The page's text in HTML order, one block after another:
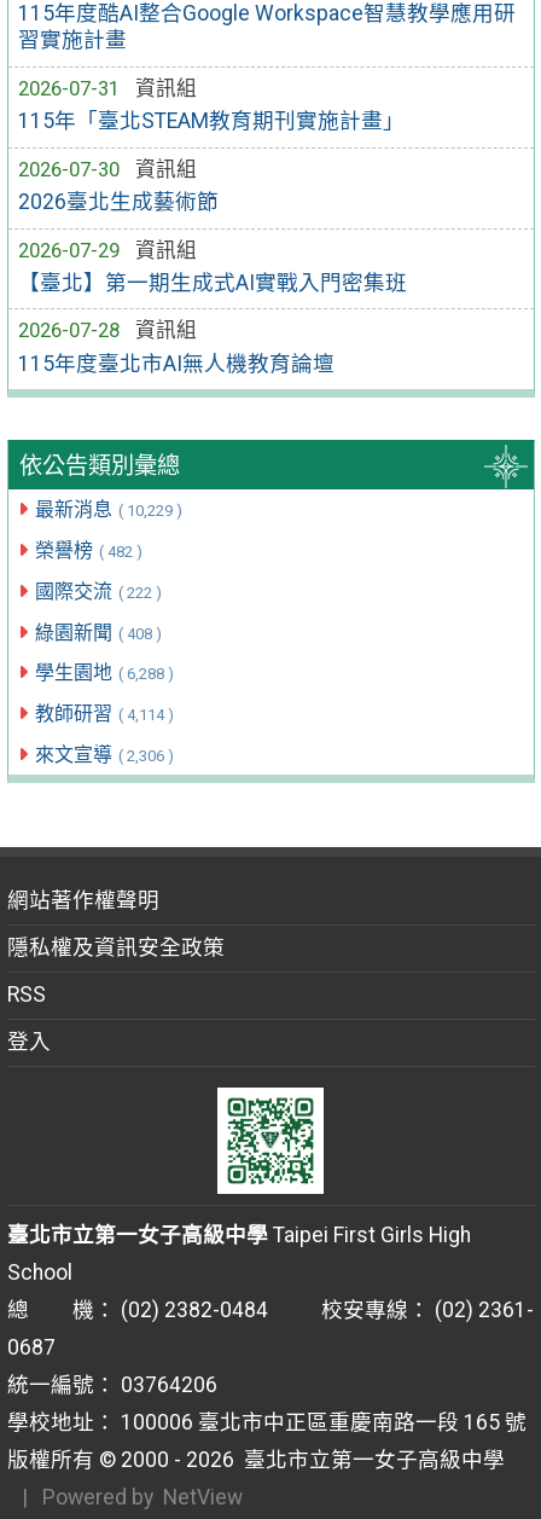
115年度酷AI整合Google Workspace智慧教學應用研
習實施計畫
2026-07-31
資訊組
115年「臺北STEAM教育期刊實施計畫」
2026-07-30
資訊組
2026臺北生成藝術節
2026-07-29
資訊組
【臺北】第一期生成式AI實戰入門密集班
2026-07-28
資訊組
115年度臺北市AI無人機教育論壇
依公告類別彙總
最新消息 ( 10,229 )
榮譽榜 ( 482 )
國際交流 ( 222 )
綠園新聞 ( 408 )
學生園地 ( 6,288 )
教師研習 ( 4,114 )
來文宣導 ( 2,306 )
網站著作權聲明
隱私權及資訊安全政策
RSS
登入
臺北市立第一女子高級中學Taipei First Girls High
School
總 機： (02) 2382-0484 校安專線： (02) 2361-
0687
統一編號： 03764206
學校地址： 100006 臺北市中正區重慶南路一段 165 號
版權所有 © 2000 - 2026 臺北市立第一女子高級中學
| Powered by NetView